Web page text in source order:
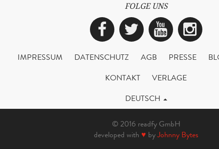
FOLGE UNS
Facebook
Twitter
IMPRESSUM DATENSCHUTZ AGB PRESSE
KONTAKT
VERLAGE
DEUTSCH
© 2016 readfy GmbH
developed with ♥ byJohnny Bytes